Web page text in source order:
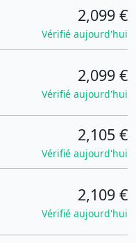
2,099 €
Vérifié aujourd'hui
2,099 €
Vérifié aujourd'hui
2,105 €
Vérifié aujourd'hui
2,109 €
Vérifié aujourd'hui